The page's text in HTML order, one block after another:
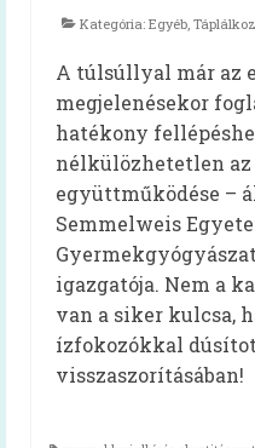
EFI-
60+ receptek
Onkológiai
Egészséges
Dietetika 100
Aqua Challenge
Koronavírus
Kategória: Egyéb,
A túlsúllyal már az
megjelenésekor
hatékony
nélkülözhetetlen az
együttműködése –
Semmelweis
igazgatója. Nem a
van a siker kulcsa,
ízfokozókkal
visszaszorításában!